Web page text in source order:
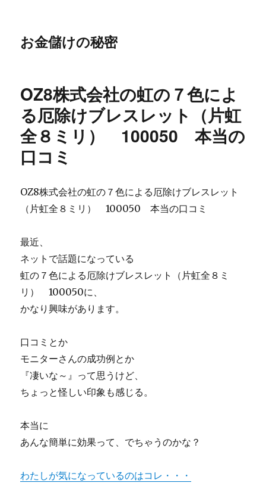
お金儲けの秘密
OZ8株式会社の虹の７色によ
る厄除けブレスレット（片虹
全８ミリ） 100050 本当の
口コミ
OZ8株式会社の虹の７色による厄除けブレスレット
（片虹全８ミリ） 100050 本当の口コミ
最近、
ネットで話題になっている
虹の７色による厄除けブレスレット（片虹全８ミ
リ） 100050に、
かなり興味があります。
口コミとか
モニターさんの成功例とか
『凄いな～』って思うけど、
ちょっと怪しい印象も感じる。
本当に
あんな簡単に効果って、でちゃうのかな？
わたしが気になっているのはコレ・・・